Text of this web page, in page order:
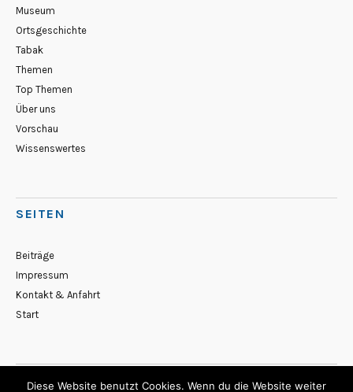
Museum
Ortsgeschichte
Tabak
Themen
Top Themen
Über uns
Vorschau
Wissenswertes
SEITEN
Beiträge
Impressum
Kontakt & Anfahrt
Start
Diese Website benutzt Cookies. Wenn du die Website weiter